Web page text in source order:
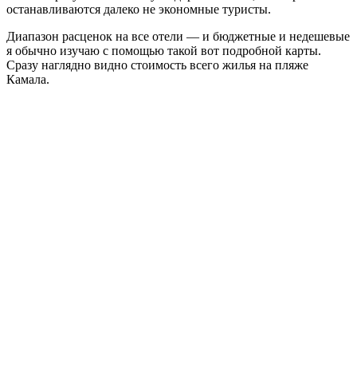
останавливаются далеко не экономные туристы.
Диапазон расценок на все отели — и бюджетные и недешевые
я обычно изучаю с помощью такой вот подробной карты.
Сразу наглядно видно стоимость всего жилья на пляже
Камала.